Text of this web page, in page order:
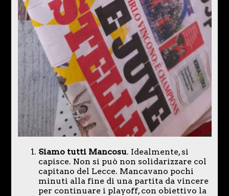
Siamo tutti Mancosu. Idealmente, si
capisce. Non si può non solidarizzare col
capitano del Lecce. Mancavano pochi
minuti alla fine di una partita da vincere
per continuare i playoff, con obiettivo la